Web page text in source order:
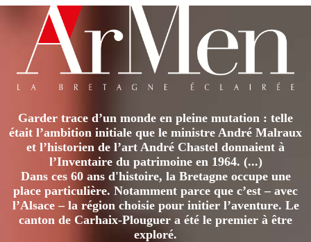
TROPIQUES
Garder trace d’un monde en pleine mutation : telle
était l’ambition initiale que le ministre André Malraux
et l’historien de l’art André Chastel donnaient à
l’Inventaire du patrimoine en 1964. (...)
Dans ces 60 ans d'histoire, la Bretagne occupe une
place particulière. Notamment parce que c’est – avec
l’Alsace – la région choisie pour initier l’aventure. Le
canton de Carhaix-Plouguer a été le premier à être
exploré.